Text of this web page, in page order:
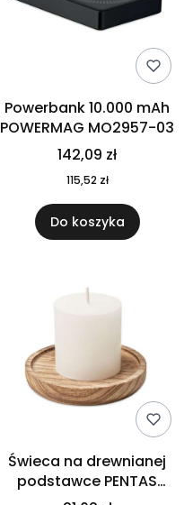
Powerbank 10.000 mAh
POWERMAG MO2957-03
142,09 zł
115,52 zł
Do koszyka
Świeca na drewnianej
podstawce PENTAS